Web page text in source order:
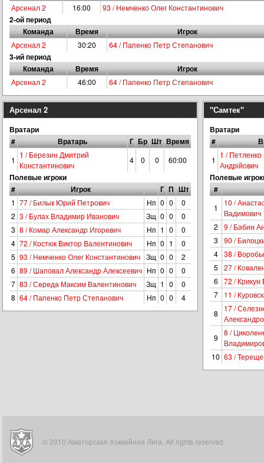
Арсенал 2 16:00 93 / Немченко Олег Константинович
2-ой период
Команда
Время Игрок
Арсенал 2 30:20 64 / Папенко Петр Степанович
3-ий период
Команда
Время Игрок
Арсенал 2 46:00 64 / Папенко Петр Степанович
Арсенал 2
Вратари
#
Вратарь Г Бр Шт Время
1
1 / Березин Дмитрий
Константинович
4 0 0 60:00
Полевые игроки
#
Игрок Г П Шт
1 77 / Билык Юрий Петрович Нп 0 0
0
2 3 / Булах Владимир Иванович Зщ 0 0
0
3 8 / Комар Александр Игоревич Нп 1 0
0
4 72 / Костюк Виктор Валентинович Нп 0 1
0
5 93 / Немченко Олег Константинович Зщ 0 0
2
6 89 / Шаповал Александр Алексеевич Нп 0 0
0
7 83 / Середа Максим Валентинович Зщ 1 0
0
8 64 / Папенко Петр Степанович Нп 0 0 4
"Самтек"
Вратари
#
1
1 /
Андрійович
Полевые
#
1
10 /
Вадимович
2
9 / Бабин
3
90 /
4
38 /
5
27 /
6
72 / Крикун
7
11 /
8
17 /
9
8 /
10 63 /
© 2010 Аматорская Хоккейная Лига. All rights reserved.